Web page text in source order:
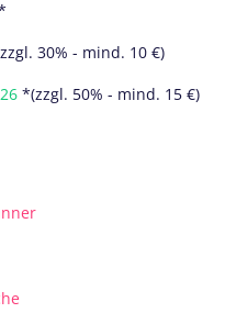
30% - mind. 10 €)
*(zzgl. 50% - mind. 15 €)